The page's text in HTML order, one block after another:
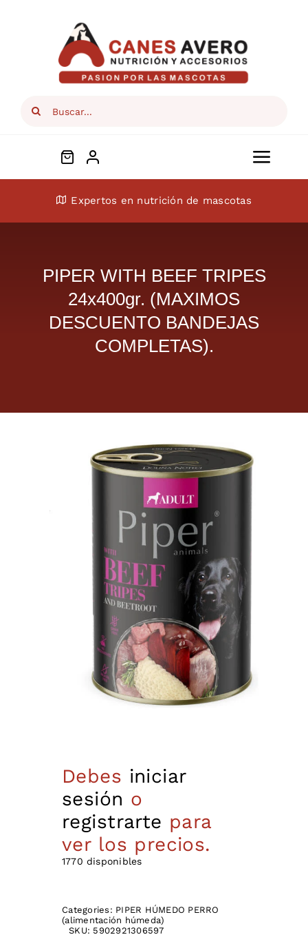
Search
ConócenosExpertos en nutrición de mascotas
PIPER WITH BEEF TRIPES
24x400gr. (MAXIMOS
DESCUENTO BANDEJAS
COMPLETAS).
Debes iniciar
sesión o
registrarte para
ver los precios.
1770 disponibles
Categories: PIPER HÚMEDO PERRO
(alimentación húmeda)
SKU: 5902921306597